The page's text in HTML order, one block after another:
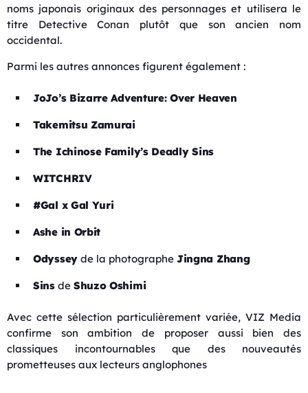
noms japonais originaux des personnages et utilisera le
titre Detective Conan plutôt que son ancien nom
occidental.
Parmi les autres annonces figurent également :
JoJo’s Bizarre Adventure: Over Heaven
Takemitsu Zamurai
The Ichinose Family’s Deadly Sins
WITCHRIV
#Gal x Gal Yuri
Ashe in Orbit
Odysseyde la photographe Jingna Zhang
Sinsde Shuzo Oshimi
Avec cette sélection particulièrement variée, VIZ Media
confirme son ambition de proposer aussi bien des
classiques incontournables que des nouveautés
prometteuses aux lecteurs anglophones